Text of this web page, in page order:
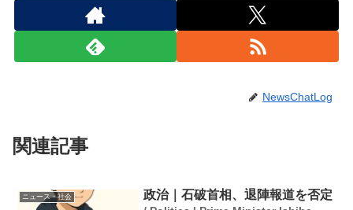
NewsChatLog
関連記事
ニュース・社会 政治｜石破首相、退陣報道を否定